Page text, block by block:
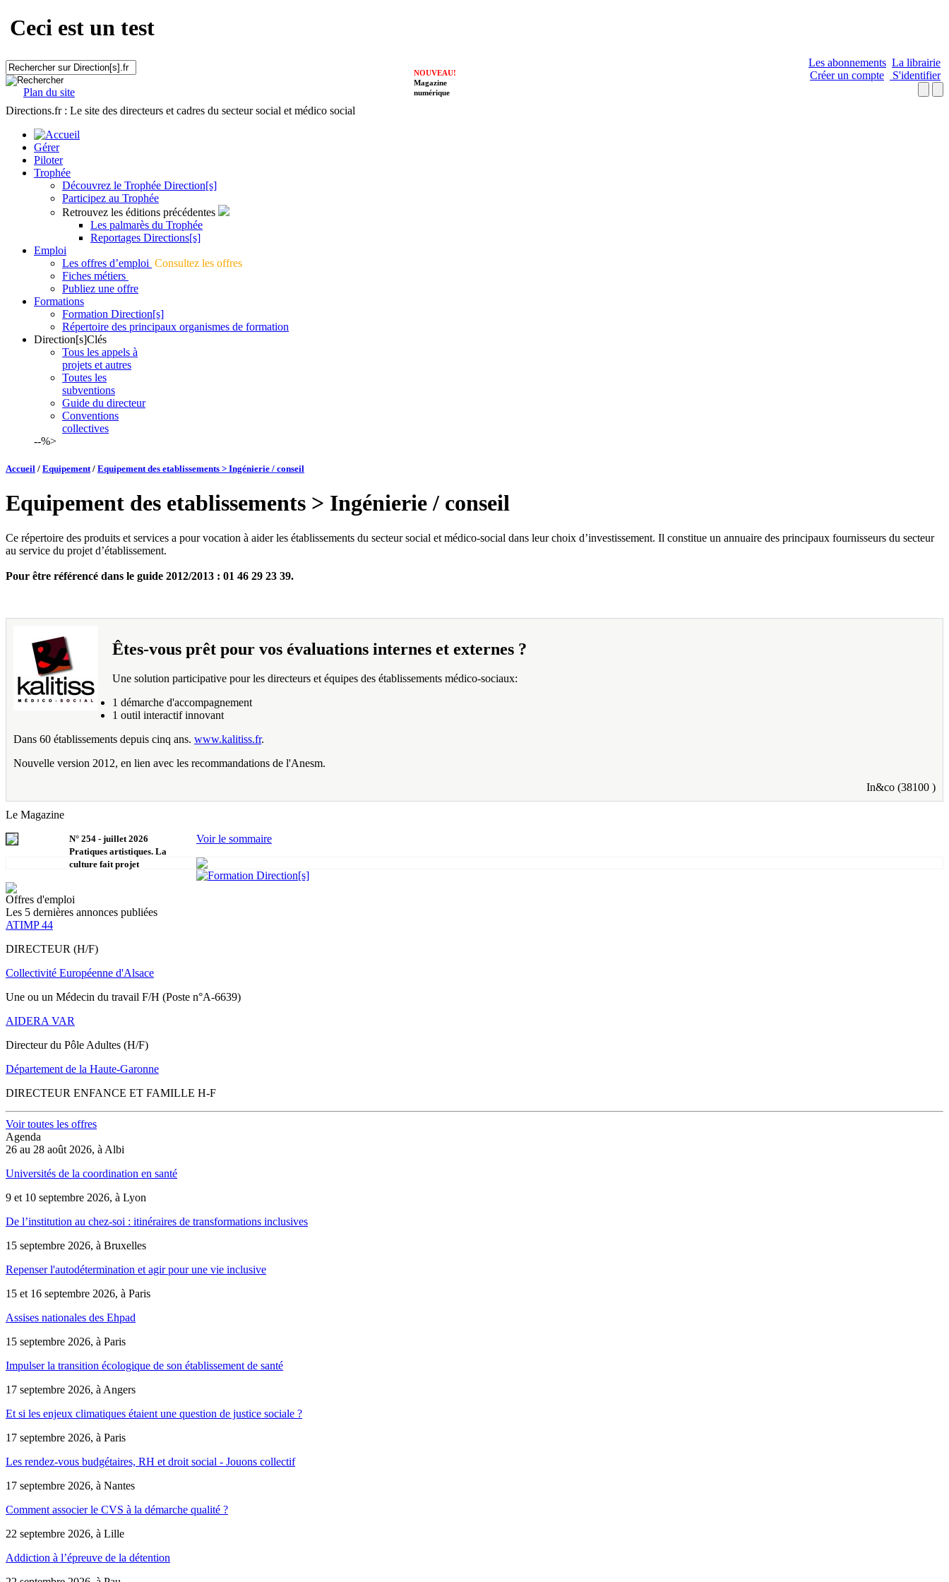
Ceci est un test
Plan du site
Les abonnements La librairie
Créer un compte
S'identifier
NOUVEAU!
Magazine
numérique
Directions.fr : Le site des directeurs et cadres du secteur social et médico social
Gérer
Piloter
Trophée
Découvrez le Trophée Direction[s]
Participez au Trophée
Retrouvez les éditions précédentes
Les palmarès du Trophée
Reportages Directions[s]
Emploi
Les offres d’emploi Consultez les offres
Fiches métiers
Publiez une offre
Formations
Formation Direction[s]
Répertoire des principaux organismes de formation
Direction[s]Clés
Tous les appels à
projets et autres
Toutes les
subventions
Guide du directeur
Conventions
collectives
--%>
Accueil / Equipement/ Equipement des etablissements > Ingénierie / conseil
Equipement des etablissements > Ingénierie / conseil
Ce répertoire des produits et services a pour vocation à aider les établissements du secteur social et médico-social dans leur choix d’investissement. Il constitue un annuaire des principaux fournisseurs du secteur
au service du projet d’établissement.
Pour être référencé dans le guide 2012/2013 : 01 46 29 23 39.
Êtes-vous prêt pour vos évaluations internes et externes ?
Une solution participative pour les directeurs et équipes des établissements médico-sociaux:
1 démarche d'accompagnement
1 outil interactif innovant
Dans 60 établissements depuis cinq ans. www.kalitiss.fr.
Nouvelle version 2012, en lien avec les recommandations de l'Anesm.
In&co (38100 )
Le Magazine
N° 254 - juillet 2026
Pratiques artistiques. La
culture fait projet
Voir le sommaire
Offres d'emploi
Les 5 dernières annonces publiées
ATIMP 44
DIRECTEUR (H/F)
Collectivité Européenne d'Alsace
Une ou un Médecin du travail F/H (Poste n°A-6639)
AIDERA VAR
Directeur du Pôle Adultes (H/F)
Département de la Haute-Garonne
DIRECTEUR ENFANCE ET FAMILLE H-F
Voir toutes les offres
Agenda
26 au 28 août 2026, à Albi
Universités de la coordination en santé
9 et 10 septembre 2026, à Lyon
De l’institution au chez-soi : itinéraires de transformations inclusives
15 septembre 2026, à Bruxelles
Repenser l'autodétermination et agir pour une vie inclusive
15 et 16 septembre 2026, à Paris
Assises nationales des Ehpad
15 septembre 2026, à Paris
Impulser la transition écologique de son établissement de santé
17 septembre 2026, à Angers
Et si les enjeux climatiques étaient une question de justice sociale ?
17 septembre 2026, à Paris
Les rendez-vous budgétaires, RH et droit social - Jouons collectif
17 septembre 2026, à Nantes
Comment associer le CVS à la démarche qualité ?
22 septembre 2026, à Lille
Addiction à l’épreuve de la détention